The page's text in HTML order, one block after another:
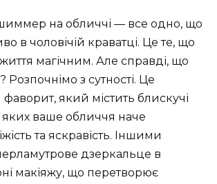
на обличчі — все одно, що
в чоловічій краватці. Це те, що
магічним. Але справді, що
з сутності. Це
який містить блискучі
яких ваше обличчя наче
та яскравість. Іншими
дзеркальце в
макіяжу, що перетворює